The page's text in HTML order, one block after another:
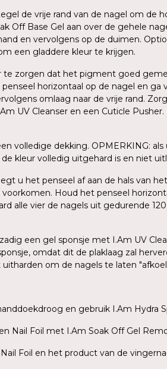
de vrije rand van de nagel om
Base Gel aan over de gehele
en vervolgens op de duimen.
een gladdere kleur te krijgen.
zorgen dat het pigment goed
horizontaal op de nagel en
omlaag naar de vrije rand.
Cleanser en een Cuticle
volledige dekking. OPMERKING:
kleur volledig uitgehard is en niet
u het penseel af aan de hals van
Houd het penseel
alle vier de nagels uit gedurende
een gel sponsje met I.Am UV
omdat dit de plaklaag zal
om de nagels te laten
en gebruik I.Am Hydra
Nail Foil met I.Am Soak Off Gel
Foil en het product van de